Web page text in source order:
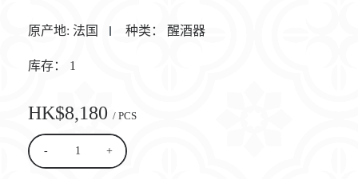
原产地: 法国 种类： 醒酒器
库存： 1
HK$8,180 / PCS
- +